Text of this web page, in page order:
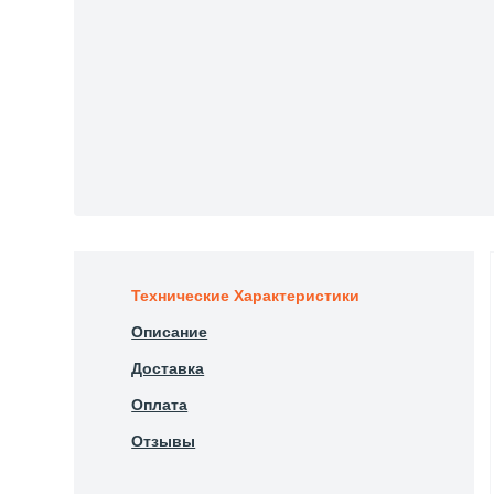
Технические Характеристики
Описание
Доставка
Оплата
Отзывы